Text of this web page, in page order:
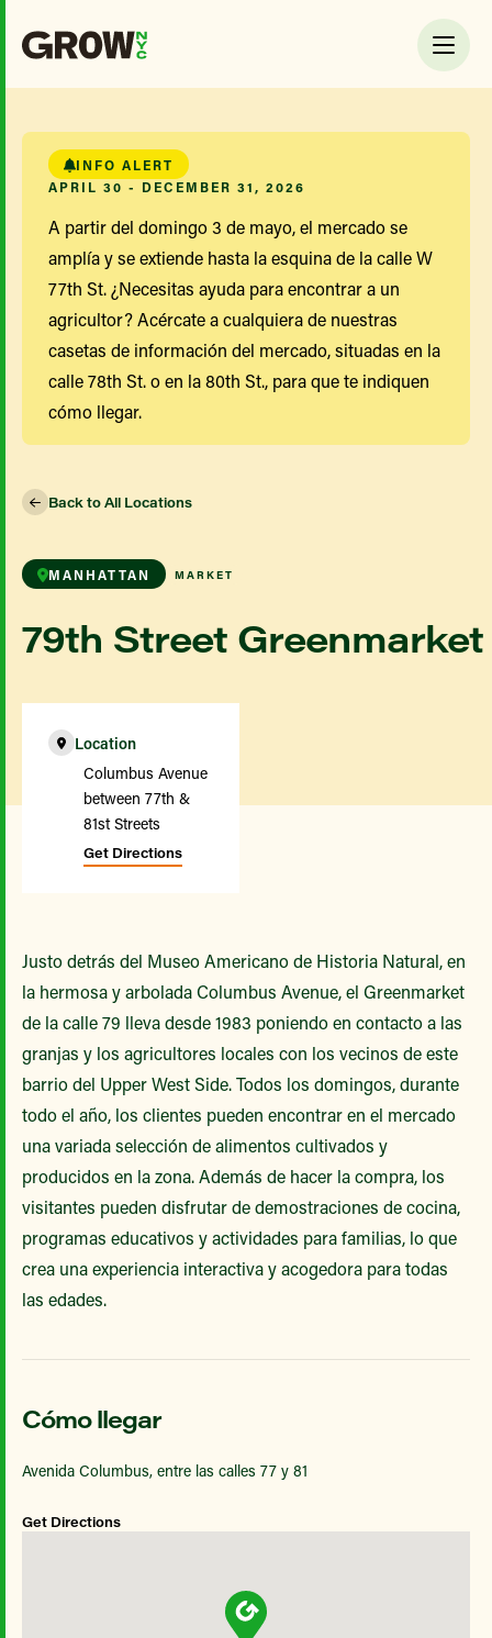
INFO ALERT
APRIL 30 - DECEMBER 31, 2026
A partir del domingo 3 de mayo, el mercado se
amplía y se extiende hasta la esquina de la calle W
77th St. ¿Necesitas ayuda para encontrar a un
agricultor? Acércate a cualquiera de nuestras
casetas de información del mercado, situadas en la
calle 78th St. o en la 80th St., para que te indiquen
cómo llegar.
Back to All Locations
MANHATTAN MARKET
79th Street Greenmarket
Location
Columbus Avenue
between 77th &
81st Streets
Get Directions
Justo detrás del Museo Americano de Historia Natural, en
la hermosa y arbolada Columbus Avenue, el Greenmarket
de la calle 79 lleva desde 1983 poniendo en contacto a las
granjas y los agricultores locales con los vecinos de este
barrio del Upper West Side. Todos los domingos, durante
todo el año, los clientes pueden encontrar en el mercado
una variada selección de alimentos cultivados y
producidos en la zona. Además de hacer la compra, los
visitantes pueden disfrutar de demostraciones de cocina,
programas educativos y actividades para familias, lo que
crea una experiencia interactiva y acogedora para todas
las edades.
Cómo llegar
Avenida Columbus, entre las calles 77 y 81
Get Directions